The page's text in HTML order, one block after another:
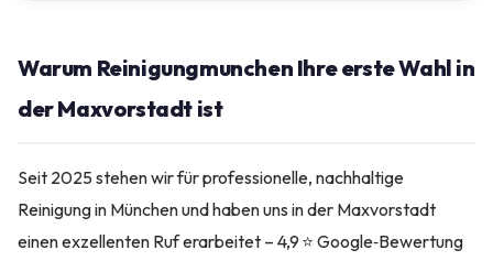
Warum Reinigungmunchen Ihre erste Wahl in
der Maxvorstadt ist
Seit 2025 stehen wir für professionelle, nachhaltige
Reinigung in München und haben uns in der Maxvorstadt
einen exzellenten Ruf erarbeitet – 4,9 ⭐ Google‑Bewertung